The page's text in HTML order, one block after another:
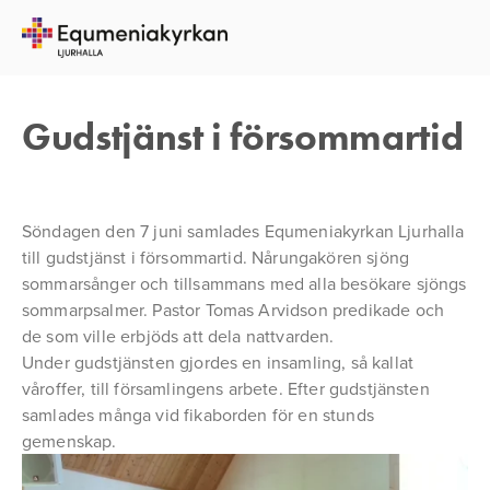
Gudstjänst i försommartid
Söndagen den 7 juni samlades Equmeniakyrkan Ljurhalla
till gudstjänst i försommartid. Nårungakören sjöng
sommarsånger och tillsammans med alla besökare sjöngs
sommarpsalmer. Pastor Tomas Arvidson predikade och
de som ville erbjöds att dela nattvarden.
Under gudstjänsten gjordes en insamling, så kallat
våroffer, till församlingens arbete. Efter gudstjänsten
samlades många vid fikaborden för en stunds
gemenskap.
7 JUNI 2015